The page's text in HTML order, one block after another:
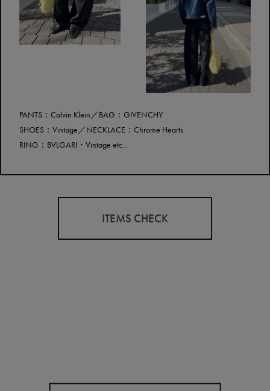
PANTS：Calvin Klein／BAG：GIVENCHY
SHOES：Vintage／NECKLACE：Chrome Hearts
RING：BVLGARI・Vintage etc...
ITEMS CHECK